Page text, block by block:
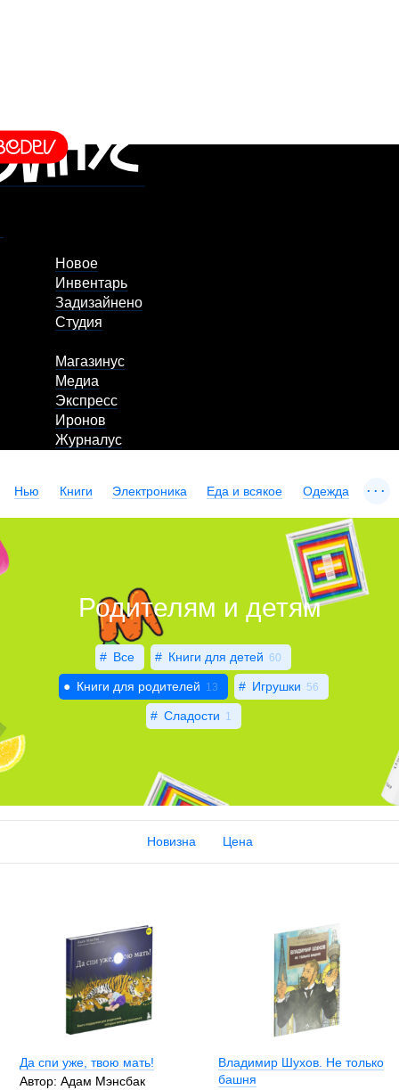
Новое
Инвентарь
Задизайнено
Студия
Магазинус
Медиа
Экспресс
Иронов
Журналус
Нью Книги Электроника Еда и всякое Одежда ...
Родителям и детям
Все Книги для детей 60
Книги для родителей 13 Игрушки 56
Сладости 1
Новизна Цена
Да спи уже, твою мать!
Автор: Адам Мэнсбак
Владимир Шухов. Не только
башня